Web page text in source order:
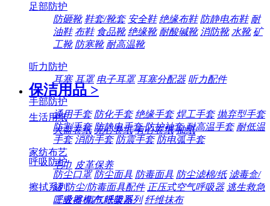
足部防护
防砸靴 鞋套/靴套 安全鞋 绝缘布鞋 防静电布鞋 耐
油鞋 布鞋 食品靴 绝缘靴 耐酸碱靴 消防靴 水靴 矿
工靴 防寒靴 耐高温靴
听力防护
耳塞 耳罩 电子耳罩 耳塞分配器 听力配件
手部防护
通用手套 防化手套 绝缘手套 焊工手套 抛弃型手套
防割手套 防静电手套 防护袖套 耐高温手套 耐低温
手套 消防手套 防震手套 防电弧手套
呼吸防护
防尘口罩 防尘面具 防毒面具 防尘滤棉/纸 滤毒盒/
罐 防尘/防毒面具配件 正压式空气呼吸器 逃生救急
呼吸器 氧气呼吸器
保洁用品 >
生活用纸
大盘卷纸 无心卷纸 有心卷纸 抽纸
家纺布艺
毛巾 皮革保养
擦拭系列
工业擦机布 纸架系列 纤维抹布